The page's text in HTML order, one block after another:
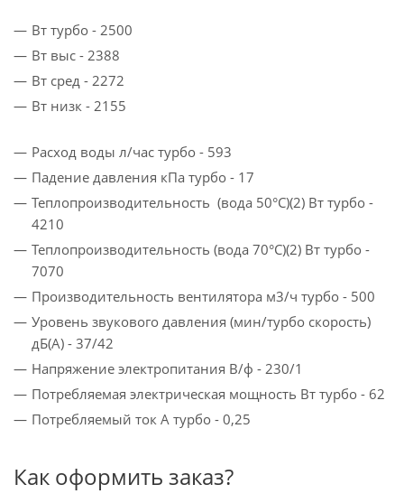
Вт турбо - 2500
Вт выс - 2388
Вт сред - 2272
Вт низк - 2155
Расход воды л/час турбо - 593
Падение давления кПа турбо - 17
Теплопроизводительность (вода 50°C)(2) Вт турбо -
4210
Теплопроизводительность (вода 70°C)(2) Вт турбо -
7070
Производительность вентилятора м3/ч турбо - 500
Уровень звукового давления (мин/турбо скорость)
дБ(A) - 37/42
Напряжение электропитания В/ф - 230/1
Потребляемая электрическая мощность Вт турбо - 62
Потребляемый ток A турбо - 0,25
Как оформить заказ?